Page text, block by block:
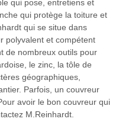
qui pose, entretiens et
qui protège la toiture et
qui se situe dans
polyvalent et compétent
de nombreux outils pour
le zinc, la tôle de
géographiques,
Parfois, un couvreur
avoir le bon couvreur qui
M.Reinhardt.